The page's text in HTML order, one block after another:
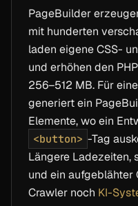
PageBuilder
mit hunderten
laden eigene CSS-
und erhöhen den
256–512 MB. Für
generiert ein
Elemente, wo ein
<button> -Tag
Längere Ladezeiten,
und ein aufgeblähter
Crawler noch KI-